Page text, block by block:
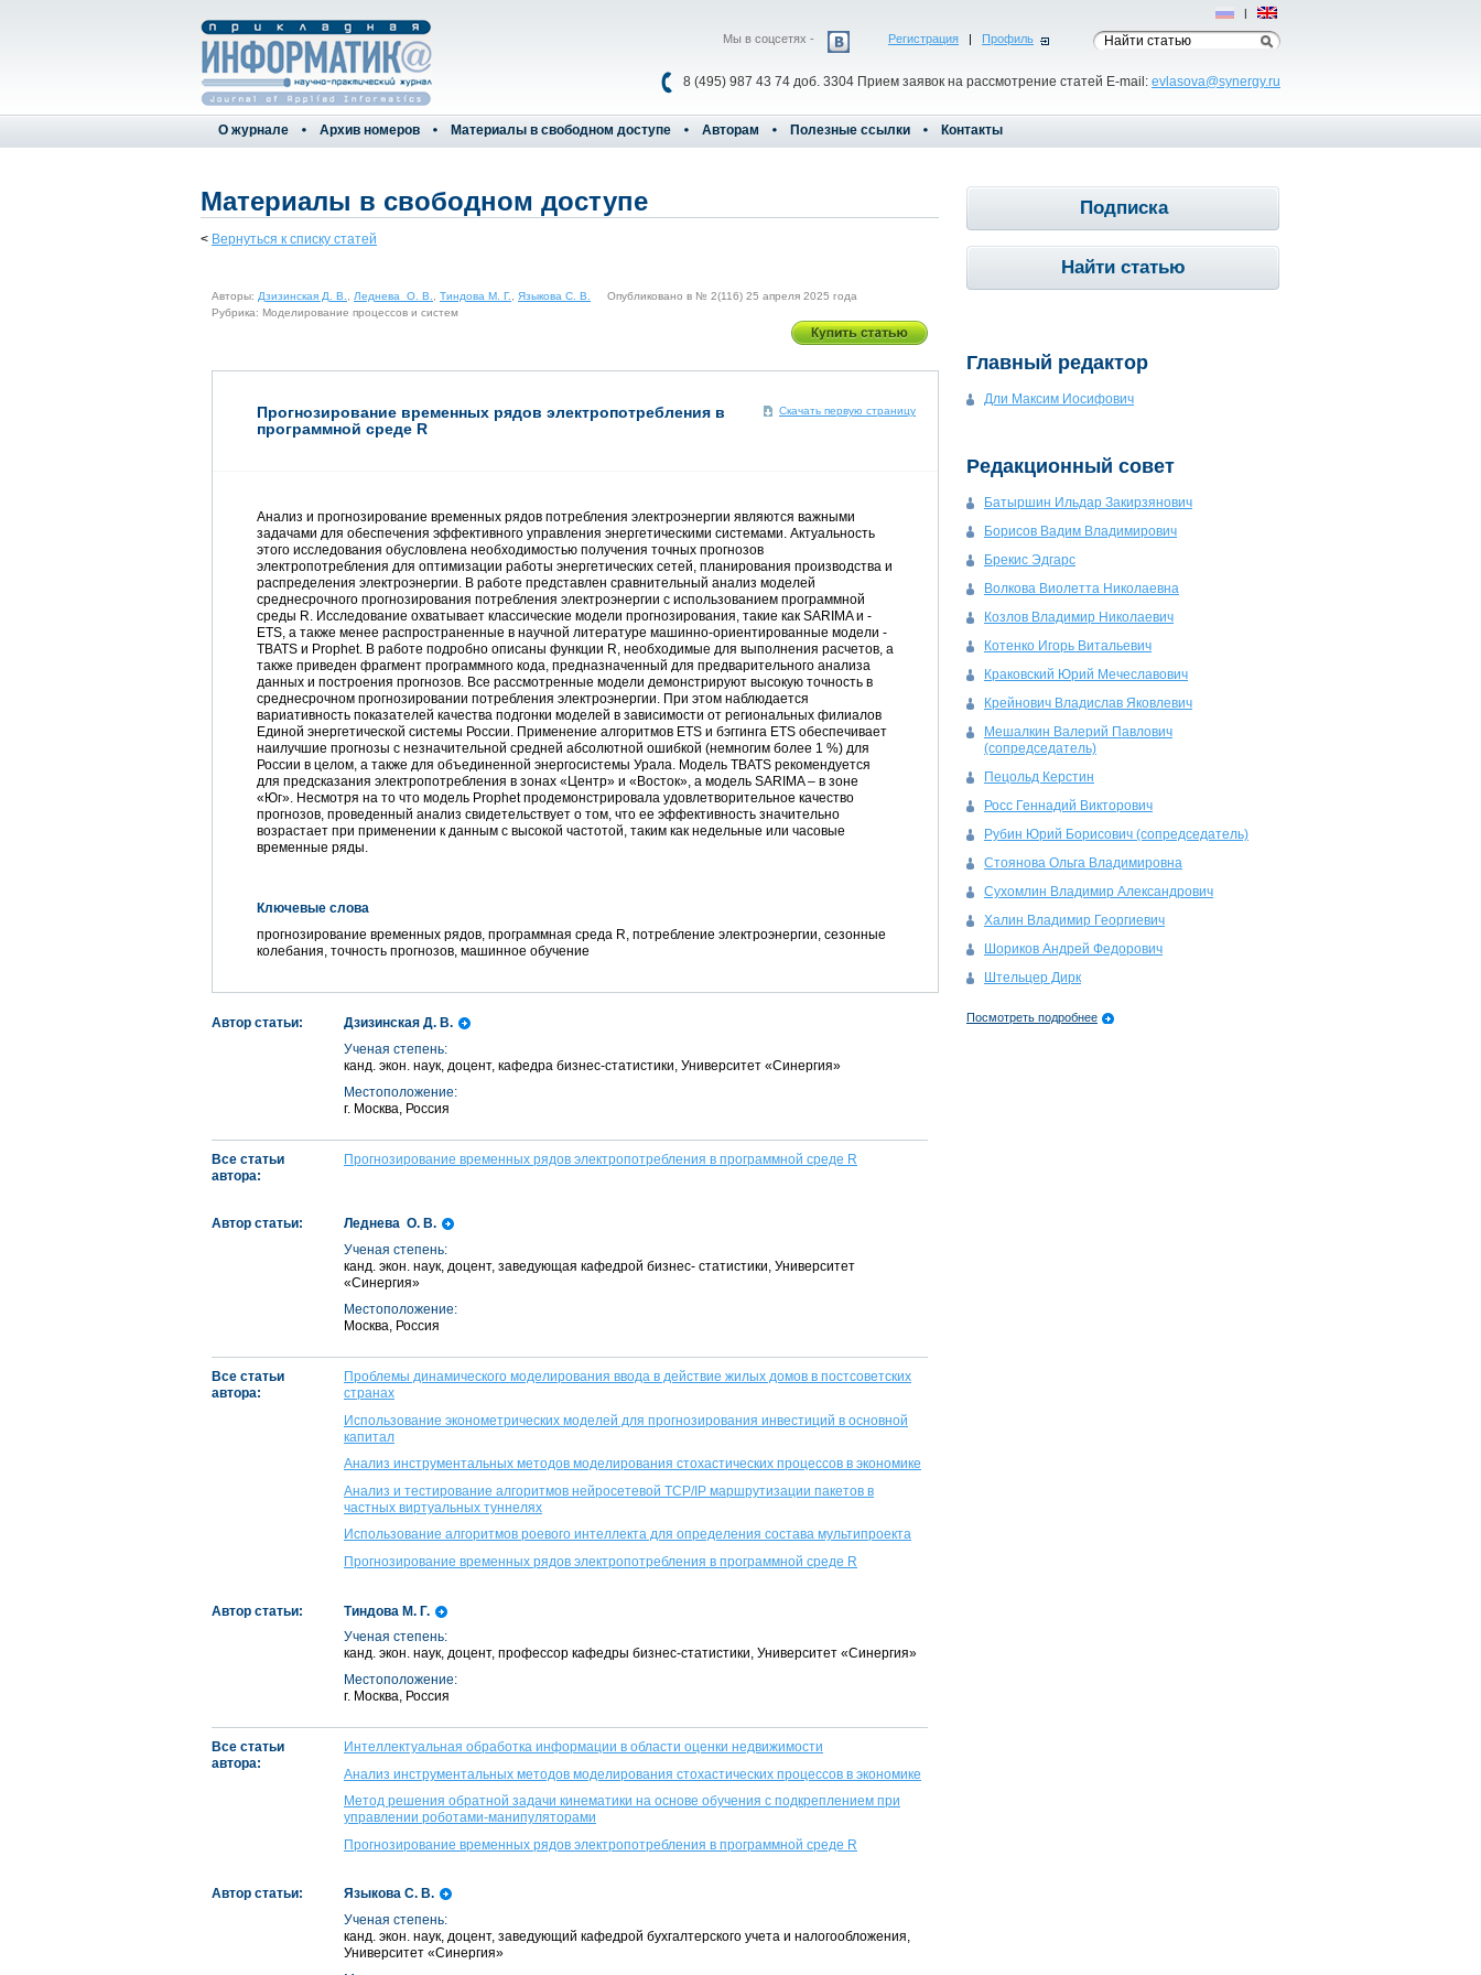
Регистрация | Профиль
8 (495) 987 43 74 доб. 3304 Прием заявок на рассмотрение статей E-mail: evlasova@synergy.ru
Мы в соцсетях -
Рус | Eng
О журнале Архив номеров Материалы в свободном доступе Авторам Полезные ссылки Контакты
Материалы в свободном доступе
< Вернуться к списку статей
Авторы: Дзизинская Д. В. Леднева О. В. Тиндова М. Г. Языкова С. В.
Опубликовано в № 2(116) 25 апреля 2025 года
Рубрика: Моделирование процессов и систем
Скачать первую страницу
Прогнозирование временных рядов электропотребления в
программной среде R
Анализ и прогнозирование временных рядов потребления электроэнергии являются важными
задачами для обеспечения эффективного управления энергетическими системами. Актуальность
этого исследования обусловлена необходимостью получения точных прогнозов
электропотребления для оптимизации работы энергетических сетей, планирования производства и
распределения электроэнергии. В работе представлен сравнительный анализ моделей
среднесрочного прогнозирования потребления электроэнергии с использованием программной
среды R. Исследование охватывает классические модели прогнозирования, такие как ­SARIMA и ­
ETS, а также менее распространенные в научной литературе машинно-ориентированные модели ­
TBATS и Prophet. В работе подробно описаны функции R, необходимые для выполнения расчетов, а
также приведен фрагмент программного кода, предназначенный для предварительного анализа
данных и построения прогнозов. Все рассмотренные модели демонстрируют высокую точность в
среднесрочном прогнозировании потребления электроэнергии. При этом наблюдается
вариативность показателей качества подгонки моделей в зависимости от региональных филиалов
Единой энергетической системы России. Применение алгоритмов ­ETS и бэггинга ­ETS обеспечивает
наилучшие прогнозы с незначительной средней абсолютной ошибкой (немногим более 1 %) для
России в целом, а также для объединенной энергосистемы Урала. Модель ­TBATS рекомендуется
для предсказания электропотребления в зонах «Центр» и «Восток», а модель ­SARIMA – в зоне
«Юг». Несмотря на то что модель Prophet продемонстрировала удовлетворительное качество
прогнозов, проведенный анализ свидетельствует о том, что ее эффективность значительно
возрастает при применении к данным с высокой частотой, таким как недельные или часовые
временные ряды.
Ключевые слова
прогнозирование временных рядов, программная среда R, потребление электроэнергии, сезонные
колебания, точность прогнозов, машинное обучение
Автор статьи:
Дзизинская Д. В.
Ученая степень:
канд. экон. наук, доцент, кафедра бизнес-статистики, Университет «Синергия»
Местоположение:
г. Москва, Россия
Все статьи
автора:
Прогнозирование временных рядов электропотребления в программной среде R
Автор статьи:
Леднева О. В.
Ученая степень:
канд. экон. наук, доцент, заведующая кафедрой бизнес- статистики, Университет
«Синергия»
Местоположение:
Москва, Россия
Все статьи
автора:
Проблемы динамического моделирования ввода в действие жилых домов в постсоветских
странах
Использование эконометрических моделей для прогнозирования инвестиций в основной
капитал
Анализ инструментальных методов моделирования стохастических процессов в экономике
Анализ и тестирование алгоритмов нейросетевой TCP/IP маршрутизации пакетов в
частных виртуальных туннелях
Использование алгоритмов роевого интеллекта для определения состава мультипроекта
Прогнозирование временных рядов электропотребления в программной среде R
Автор статьи:
Тиндова М. Г.
Ученая степень:
канд. экон. наук, доцент, профессор кафедры бизнес-статистики, Университет «Синергия»
Местоположение:
г. Москва, Россия
Все статьи
автора:
Интеллектуальная обработка информации в области оценки недвижимости
Анализ инструментальных методов моделирования стохастических процессов в экономике
Метод решения обратной задачи кинематики на основе обучения с подкреплением при
управлении роботами-манипуляторами
Прогнозирование временных рядов электропотребления в программной среде R
Автор статьи:
Языкова С. В.
Ученая степень:
канд. экон. наук, доцент, заведующий кафедрой бухгалтерского учета и налогообложения,
Университет «Синергия»
Подписка
Найти статью
Главный редактор
Дли Максим Иосифович
Редакционный совет
Батыршин Ильдар Закирзянович
Борисов Вадим Владимирович
Брекис Эдгарс
Волкова Виолетта Николаевна
Козлов Владимир Николаевич
Котенко Игорь Витальевич
Краковский Юрий Мечеславович
Крейнович Владислав Яковлевич
Мешалкин Валерий Павлович
(сопредседатель)
Пецольд Керстин
Росс Геннадий Викторович
Рубин Юрий Борисович (сопредседатель)
Стоянова Ольга Владимировна
Сухомлин Владимир Александрович
Халин Владимир Георгиевич
Шориков Андрей Федорович
Штельцер Дирк
Посмотреть подробнее